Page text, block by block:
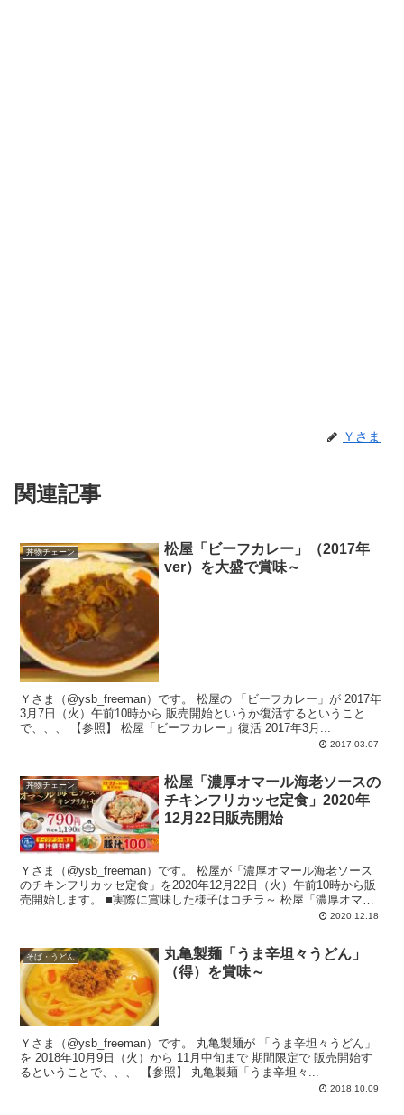
Ｙさま
関連記事
丼物チェーン
松屋「ビーフカレー」（2017年
ver）を大盛で賞味～
Ｙさま（@ysb_freeman）です。 松屋の 「ビーフカレー」が 2017年
3月7日（火）午前10時から 販売開始というか復活するということ
で、、、 【参照】 松屋「ビーフカレー」復活 2017年3月...
2017.03.07
丼物チェーン
松屋「濃厚オマール海老ソースの
チキンフリカッセ定食」2020年
12月22日販売開始
Ｙさま（@ysb_freeman）です。 松屋が「濃厚オマール海老ソース
のチキンフリカッセ定食」を2020年12月22日（火）午前10時から販
売開始します。 ■実際に賞味した様子はコチラ～ 松屋「濃厚オマー
2020.12.18
そば・うどん
丸亀製麺「うま辛坦々うどん」
（得）を賞味～
Ｙさま（@ysb_freeman）です。 丸亀製麺が 「うま辛坦々うどん」
を 2018年10月9日（火）から 11月中旬まで 期間限定で 販売開始す
るということで、、、 【参照】 丸亀製麺「うま辛坦々...
2018.10.09